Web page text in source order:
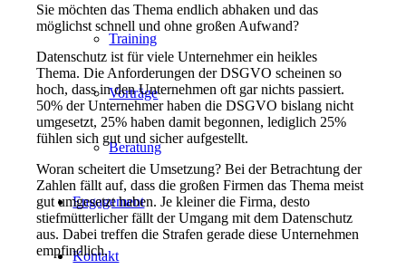
Training
Vorträge
Beratung
Engagement
Kontakt
Sie möchten das Thema endlich abhaken und das
möglichst schnell und ohne großen Aufwand?
Datenschutz ist für viele Unternehmer ein heikles
Thema.Die Anforderungen der DSGVO scheinen so
hoch, dass in den Unternehmen oft gar nichts passiert.
50% der Unternehmer haben die DSGVO bislang nicht
umgesetzt, 25% haben damit begonnen, lediglich 25%
fühlen sich gut und sicher aufgestellt.
Woran scheitert die Umsetzung? Bei der Betrachtung der
Zahlen fällt auf, dass die großen Firmen das Thema meist
gut umgesetzt haben. Je kleiner die Firma, desto
stiefmütterlicher fällt der Umgang mit dem Datenschutz
aus. Dabei treffen die Strafen gerade diese Unternehmen
empfindlich.